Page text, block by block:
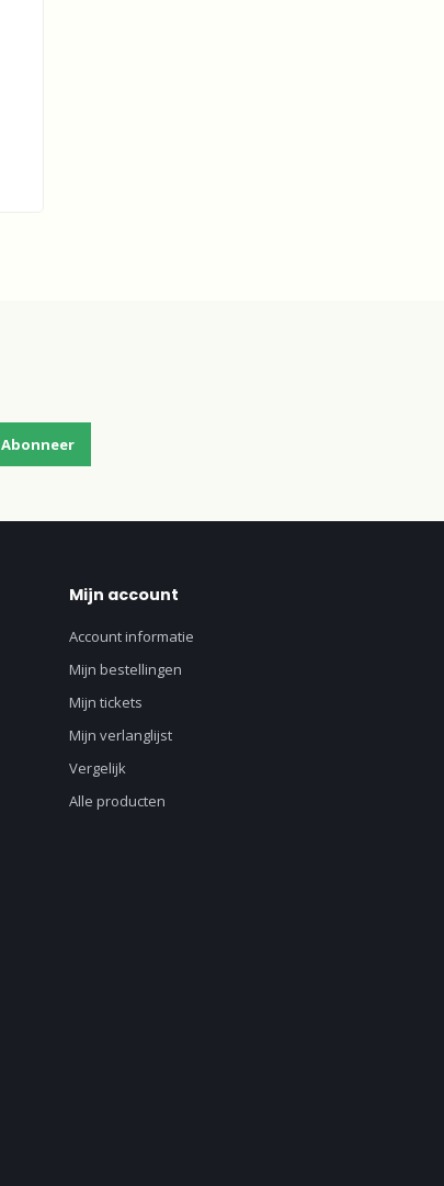
Abonneer
Mijn account
Account informatie
Mijn bestellingen
Mijn tickets
Mijn verlanglijst
Vergelijk
Alle producten